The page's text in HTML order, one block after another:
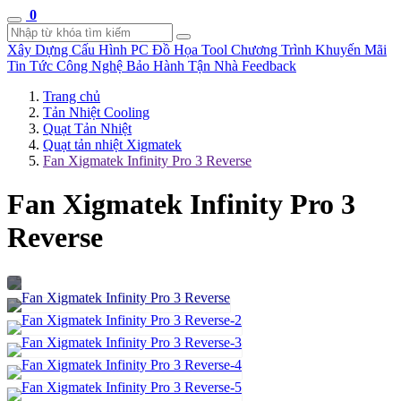
0
Xây Dựng Cấu Hình PC Đồ Họa Tool Chương Trình Khuyến Mãi
Tin Tức Công Nghệ Bảo Hành Tận Nhà Feedback
Trang chủ
Tản Nhiệt Cooling
Quạt Tản Nhiệt
Quạt tản nhiệt Xigmatek
Fan Xigmatek Infinity Pro 3 Reverse
Fan Xigmatek Infinity Pro 3
Reverse